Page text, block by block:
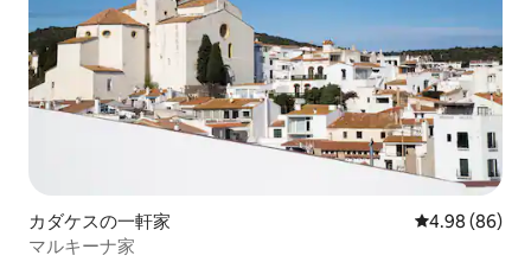
カダケスの一軒家 レビュー86件
4.98 (86)
マルキーナ家